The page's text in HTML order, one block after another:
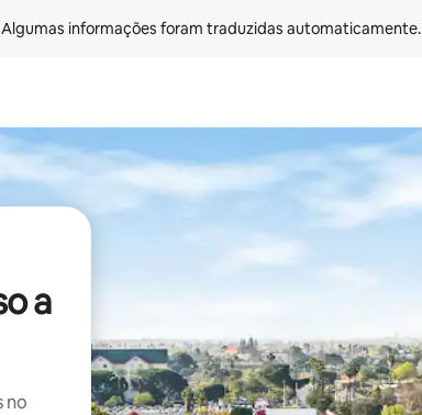
Algumas informações foram traduzidas automaticamente.
a
no